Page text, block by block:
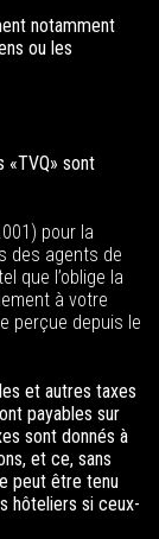
notamment
ou les
«TVQ» sont
pour la
des agents de
que l’oblige la
à votre
perçue depuis le
et autres taxes
payables sur
sont donnés à
et ce, sans
peut être tenu
hôteliers si ceux-